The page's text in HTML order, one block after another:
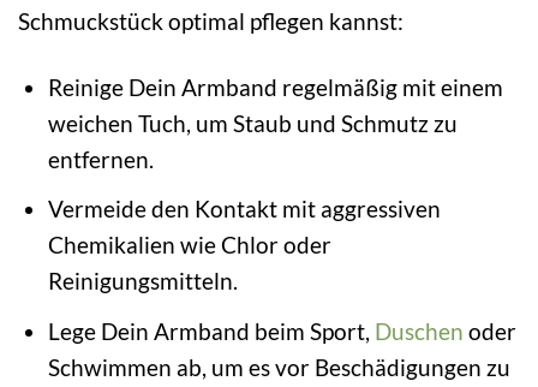
Schmuckstück optimal pflegen kannst:
Reinige Dein Armband regelmäßig mit einem
weichen Tuch, um Staub und Schmutz zu
entfernen.
Vermeide den Kontakt mit aggressiven
Chemikalien wie Chlor oder
Reinigungsmitteln.
Lege Dein Armband beim Sport, Duschen oder
Schwimmen ab, um es vor Beschädigungen zu